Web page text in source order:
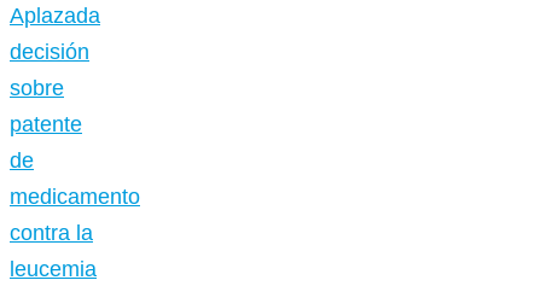
mayores
argumentos
para
hacerlo”
(declarar
de interés
público el
medicamento).